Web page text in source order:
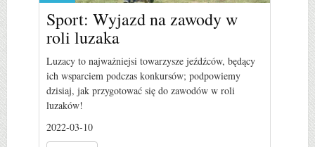
Sport: Wyjazd na zawody w
roli luzaka
Luzacy to najważniejsi towarzysze jeźdźców, będący
ich wsparciem podczas konkursów; podpowiemy
dzisiaj, jak przygotować się do zawodów w roli
luzaków!
2022-03-10